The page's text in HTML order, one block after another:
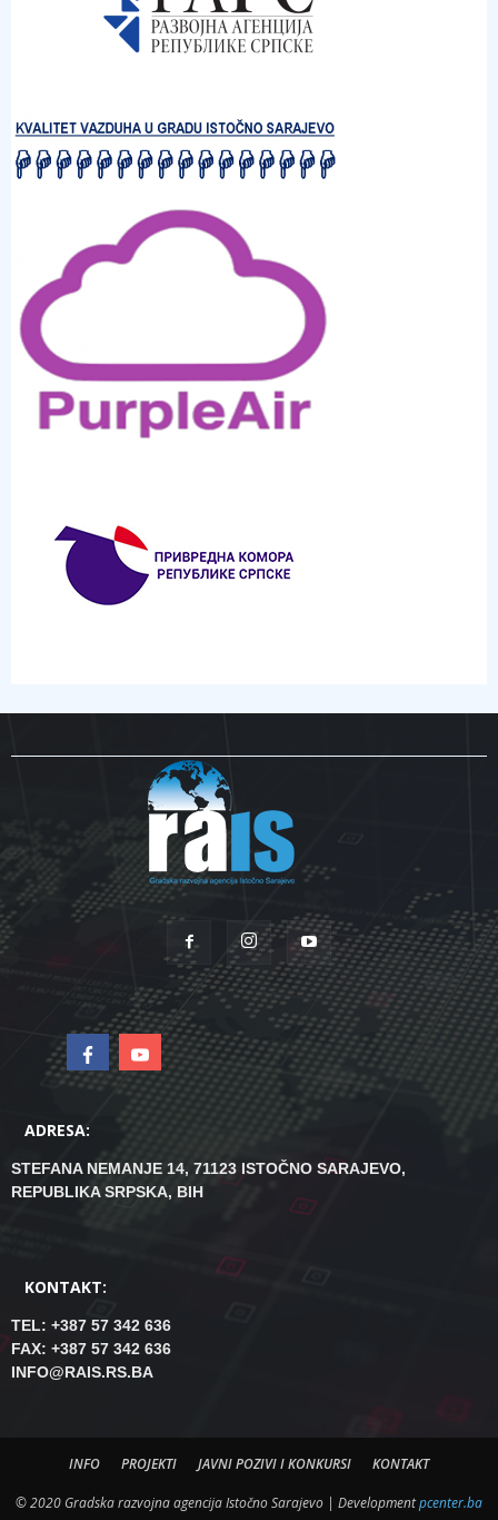
ADRESA:
STEFANA NEMANJE 14, 71123 ISTOČNO SARAJEVO,
REPUBLIKA SRPSKA, BIH
KONTAKT:
TEL: +387 57 342 636
FAX: +387 57 342 636
INFO@RAIS.RS.BA
INFO PROJEKTI JAVNI POZIVI I KONKURSI KONTAKT
© 2020 Gradska razvojna agencija Istočno Sarajevo | Developmentpcenter.ba